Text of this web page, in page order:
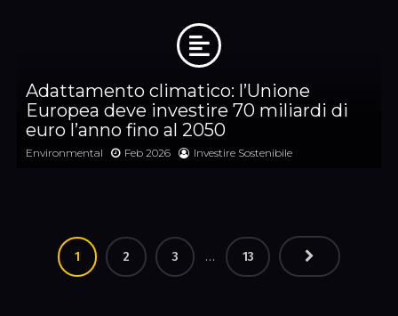
Adattamento climatico: l’Unione
Europea deve investire 70 miliardi di
euro l’anno fino al 2050
Environmental Feb 2026 Investire Sostenibile
1 2 3 … 13